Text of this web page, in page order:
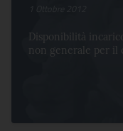
Disponibilità
non generale per il